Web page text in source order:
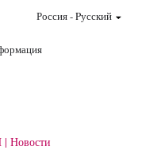
Россия-Pусский
Новости